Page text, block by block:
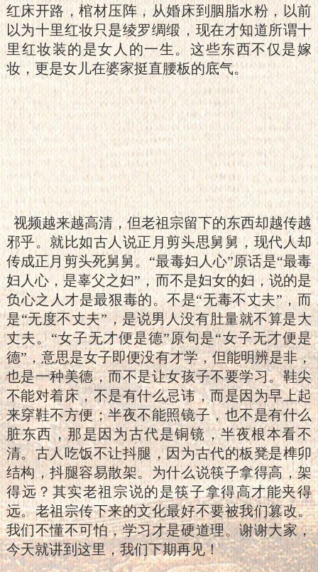
红床开路，棺材压阵，从婚床到胭脂水粉，以前
以为十里红妆只是绫罗绸缎，现在才知道所谓十
里红妆装的是女人的一生。这些东西不仅是嫁
妆，更是女儿在婆家挺直腰板的底气。
视频越来越高清，但老祖宗留下的东西却越传越
邪乎。就比如古人说正月剪头思舅舅，现代人却
传成正月剪头死舅舅。“最毒妇人心”原话是“最毒
妇人心，是辜父之妇”，而不是妇女的妇，说的是
负心之人才是最狠毒的。不是“无毒不丈夫”，而
是“无度不丈夫”，是说男人没有肚量就不算是大
丈夫。“女子无才便是德”原句是“女子无才便是
德”，意思是女子即便没有才学，但能明辨是非，
也是一种美德，而不是让女孩子不要学习。鞋尖
不能对着床，不是有什么忌讳，而是因为早上起
来穿鞋不方便；半夜不能照镜子，也不是有什么
脏东西，那是因为古代是铜镜，半夜根本看不
清。古人吃饭不让抖腿，因为古代的板凳是榫卯
结构，抖腿容易散架。为什么说筷子拿得高，架
得远？其实老祖宗说的是筷子拿得高才能夹得
远。老祖宗传下来的文化最好不要被我们篡改。
我们不懂不可怕，学习才是硬道理。谢谢大家，
今天就讲到这里，我们下期再见！